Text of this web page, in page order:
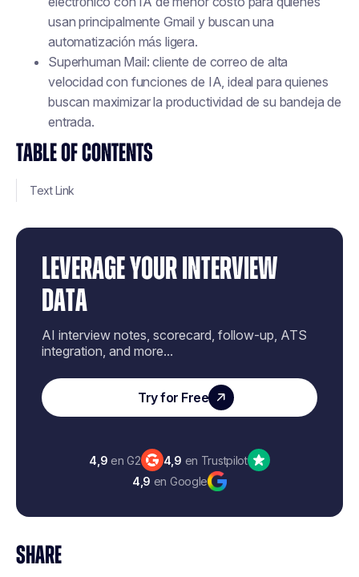
TABLE OF CONTENTS
Text Link
LEVERAGE YOUR INTERVIEW
DATA
AI interview notes, scorecard, follow-up, ATS
integration, and more...
Try for Free
4,9 en G2 4,9 en Trustpilot
4,9 en Google
SHARE
usan principalmente Gmail y buscan una
automatización más ligera.
Superhuman Mail: cliente de correo de alta
velocidad con funciones de IA, ideal para quienes
buscan maximizar la productividad de su bandeja de
entrada.